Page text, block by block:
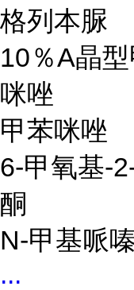
格列本脲
10％A晶
咪唑
甲苯咪唑
6-甲氧基-
酮
N-甲基哌
...